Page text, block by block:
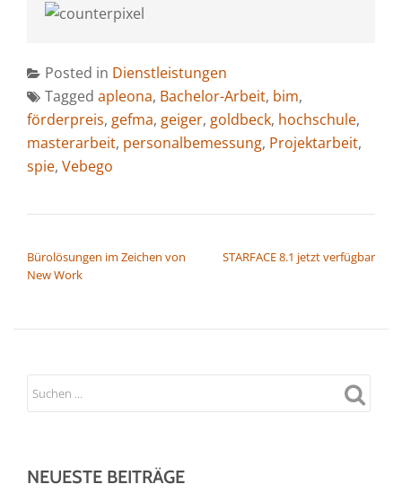
Posted in Dienstleistungen
Tagged apleona, Bachelor-Arbeit, bim,
förderpreis, gefma, geiger, goldbeck, hochschule,
masterarbeit, personalbemessung, Projektarbeit,
spie, Vebego
Bürolösungen im Zeichen von
New Work
STARFACE 8.1 jetzt verfügbar
NEUESTE BEITRÄGE